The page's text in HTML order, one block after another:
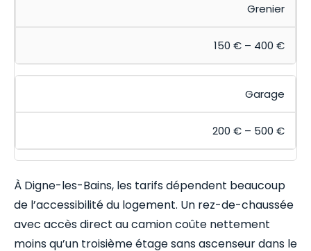
Grenier
150 € – 400 €
Garage
200 € – 500 €
À Digne-les-Bains, les tarifs dépendent beaucoup
de l’accessibilité du logement. Un rez-de-chaussée
avec accès direct au camion coûte nettement
moins qu’un troisième étage sans ascenseur dans le